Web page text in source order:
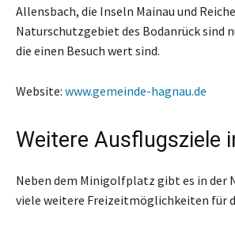
Allensbach, die Inseln Mainau und
Naturschutzgebiet des Bodanrück sind
die einen Besuch wert sind.
Website: www.gemeinde-hagnau.de
Weitere Ausflugsziele
Neben dem Minigolfplatz gibt es in der
viele weitere Freizeitmöglichkeiten für